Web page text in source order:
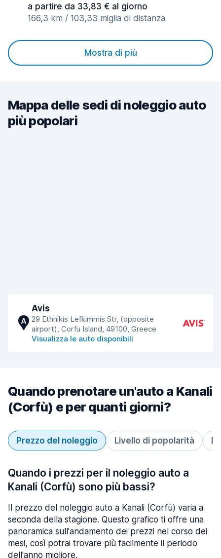
a partire da 33,83 € al giorno
166,3 km / 103,33 miglia di distanza
Mostra di più
Mappa delle sedi di noleggio auto
più popolari
A
Avis
29 Ethnikis Lefkimmis Str, (opposite
airport), Corfu Island, 49100, Greece
Visualizza le auto disponibili
Quando prenotare un'auto a Kanali
(Corfù) e per quanti giorni?
Prezzo del noleggio Livello di popolarità
Quando i prezzi per il noleggio auto a
Kanali (Corfù) sono più bassi?
Il prezzo del noleggio auto a Kanali (Corfù) varia a
seconda della stagione. Questo grafico ti offre una
panoramica sull'andamento dei prezzi nel corso dei
mesi, così potrai trovare più facilmente il periodo
dell'anno migliore.